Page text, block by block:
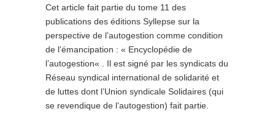
Cet article fait partie du tome 11 des
publications des éditions Syllepse sur la
perspective de l’autogestion comme condition
de l’émancipation : « Encyclopédie de
l’autogestion« . Il est signé par les syndicats du
Réseau syndical international de solidarité et
de luttes dont l’Union syndicale Solidaires (qui
se revendique de l’autogestion) fait partie.